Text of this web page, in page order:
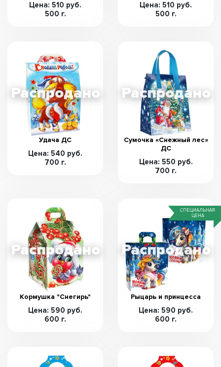
Цена: 510 руб.
500 г.
Цена: 510 руб.
500 г.
Удача ДС
Цена: 540 руб.
700 г.
Сумочка «Снежный лес»
ДС
Цена: 550 руб.
700 г.
Кормушка "Снегирь"
Цена: 590 руб.
600 г.
СПЕЦИАЛЬНАЯ
ЦЕНА
Рыцарь и принцесса
Цена: 590 руб.
600 г.